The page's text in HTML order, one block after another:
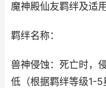
魔神殿仙友羁绊及适
羁绊名称：
兽神侵蚀：死亡时，
低（根据羁绊等级1-5